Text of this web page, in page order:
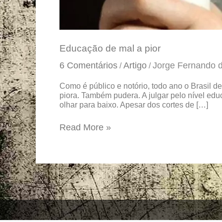
Educação de mal a pior
6 Comentários /Artigo /Jorge Fernando
Como é público e notório, todo ano o Brasil
piora. Também pudera. A julgar pelo nível
olhar para baixo. Apesar dos cortes de […]
Read More »